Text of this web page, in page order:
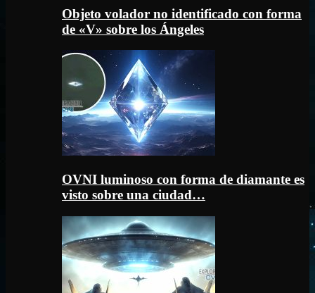
Objeto volador no identificado con forma
de «V» sobre los Ángeles
OVNI luminoso con forma de diamante es
visto sobre una ciudad…